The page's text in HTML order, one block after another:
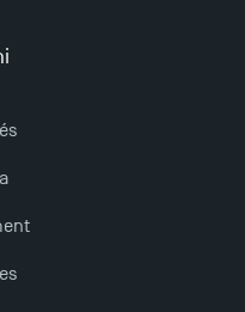
School of
opportunités encore